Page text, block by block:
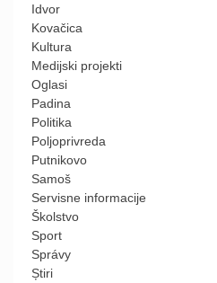
Idvor
Kovačica
Kultura
Medijski projekti
Oglasi
Padina
Politika
Poljoprivreda
Putnikovo
Samoš
Servisne informacije
Školstvo
Sport
Správy
Știri